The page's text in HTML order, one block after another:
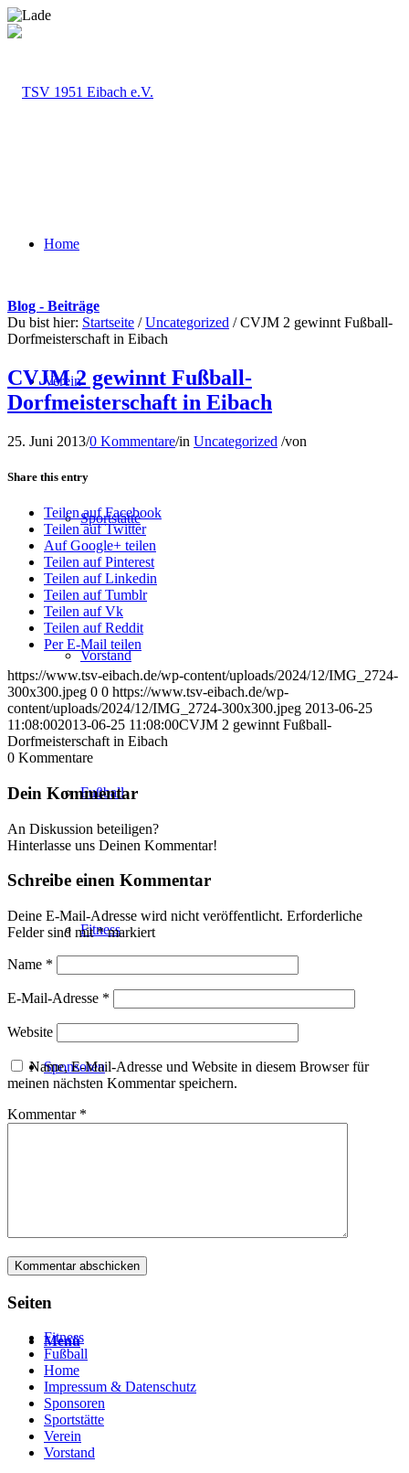
Home
Verein
Sportstätte
Vorstand
Fußball
Fitness
Sponsoren
Menü
Blog - Beiträge
Du bist hier: Startseite / Uncategorized / CVJM 2 gewinnt Fußball-
Dorfmeisterschaft in Eibach
CVJM 2 gewinnt Fußball-
Dorfmeisterschaft in Eibach
25. Juni 2013/0 Kommentare/in Uncategorized /von
Share this entry
Teilen auf Facebook
Teilen auf Twitter
Auf Google+ teilen
Teilen auf Pinterest
Teilen auf Linkedin
Teilen auf Tumblr
Teilen auf Vk
Teilen auf Reddit
Per E-Mail teilen
https://www.tsv-eibach.de/wp-content/uploads/2024/12/IMG_2724-
300x300.jpeg 0 0 https://www.tsv-eibach.de/wp-
content/uploads/2024/12/IMG_2724-300x300.jpeg 2013-06-25
11:08:002013-06-25 11:08:00CVJM 2 gewinnt Fußball-
Dorfmeisterschaft in Eibach
0 Kommentare
Dein Kommentar
An Diskussion beteiligen?
Hinterlasse uns Deinen Kommentar!
Schreibe einen Kommentar
Deine E-Mail-Adresse wird nicht veröffentlicht. Erforderliche
Felder sind mit*markiert
Name *
E-Mail-Adresse *
Website
Name, E-Mail-Adresse und Website in diesem Browser für
meinen nächsten Kommentar speichern.
Kommentar *
Seiten
Fitness
Fußball
Home
Impressum & Datenschutz
Sponsoren
Sportstätte
Verein
Vorstand